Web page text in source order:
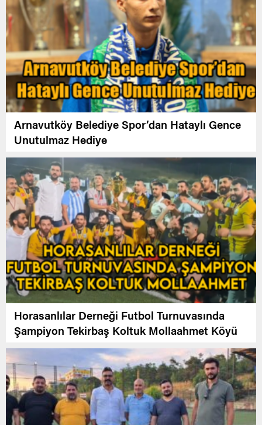
Arnavutköy Belediye Spor’dan Hataylı Gence
Unutulmaz Hediye
Horasanlılar Derneği Futbol Turnuvasında
Şampiyon Tekirbaş Koltuk Mollaahmet Köyü